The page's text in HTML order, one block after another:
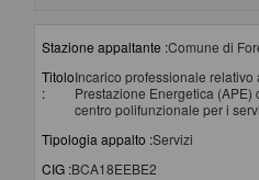
Stazione appaltante :Comune di
Titolo
:
Incarico professionale
Prestazione Energetica
centro polifunzionale per i
Tipologia appalto :Servizi
CIG :BCA18EEBE2